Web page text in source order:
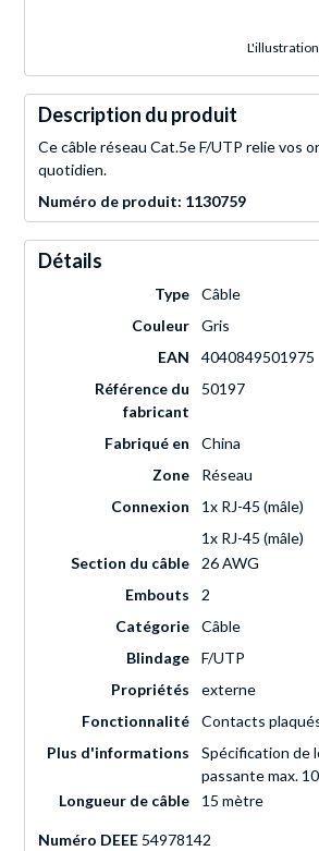
Description du produit
Ce câble réseau Cat.5e F/UTP relie vos
quotidien.
Numéro de produit: 1130759
Détails
Type
Câble
Couleur
Gris
EAN
4040849501975
Référence du
fabricant
50197
Fabriqué en
China
Zone
Réseau
Connexion
1x RJ-45 (mâle)
1x RJ-45 (mâle)
Section du câble
26 AWG
Embouts
2
Catégorie
Câble
Blindage
F/UTP
Propriétés
externe
Fonctionnalité
Contacts
Plus d'informations
Spécification de
passante max.
Longueur de câble
15 mètre
Numéro DEEE 54978142